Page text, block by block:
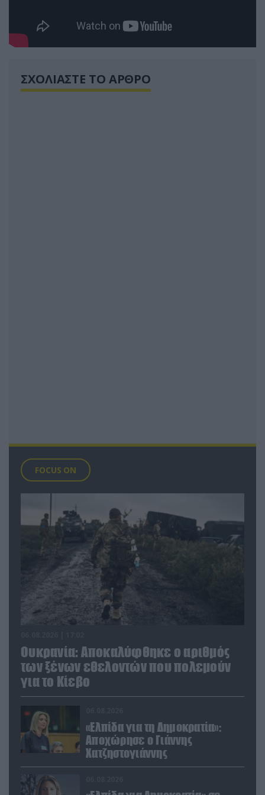
ΣΧΟΛΙΑΣΤΕ ΤΟ ΑΡΘΡΟ
FOCUS ON
Ουκρανία: Αποκαλύφθηκε ο αριθμός
των ξένων εθελοντών που πολεμούν
για το Κίεβο
«Ελπίδα για τη Δημοκρατία»:
Αποχώρησε ο Γιάννης
Χατζηστογιάννης